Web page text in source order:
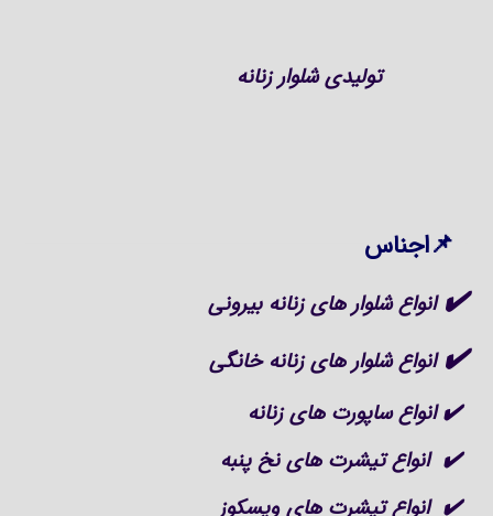
تولیدی شلوار زنانه
📌اجناس
✔️انواع شلوار های زنانه بیرونی
✔️انواع شلوار های زنانه خانگی
✔️ انواع ساپورت های زنانه
✔️ انواع تیشرت های نخ پنبه
✔️ انواع تیشرت های ویسکوز